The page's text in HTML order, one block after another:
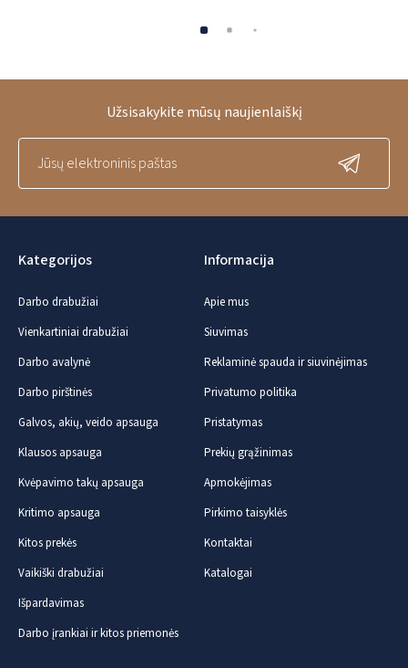
Kategorijos
Darbo drabužiai
Vienkartiniai drabužiai
Darbo avalynė
Darbo pirštinės
Galvos, akių, veido apsauga
Klausos apsauga
Kvėpavimo takų apsauga
Kritimo apsauga
Kitos prekės
Vaikiški drabužiai
Išpardavimas
Darbo įrankiai ir kitos priemonės
Informacija
Apie mus
Siuvimas
Reklaminė spauda ir siuvinėjimas
Privatumo politika
Pristatymas
Prekių grąžinimas
Apmokėjimas
Pirkimo taisyklės
Kontaktai
Katalogai
Užsisakykite mūsų naujienlaiškį